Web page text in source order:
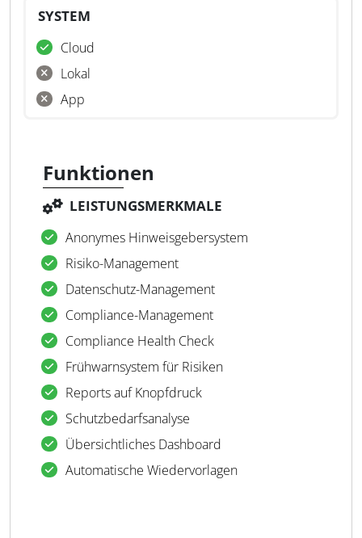
SYSTEM
Cloud
Lokal
App
Funktionen
LEISTUNGSMERKMALE
Anonymes Hinweisgebersystem
Risiko-Management
Datenschutz-Management
Compliance-Management
Compliance Health Check
Frühwarnsystem für Risiken
Reports auf Knopfdruck
Schutzbedarfsanalyse
Übersichtliches Dashboard
Automatische Wiedervorlagen